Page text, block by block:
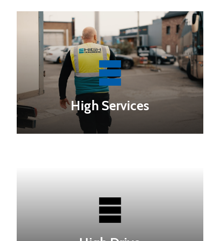
High Services